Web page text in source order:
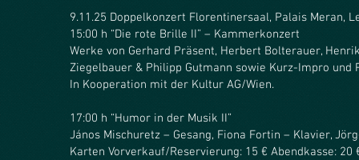
9.11.25 Doppelkonzert Florentinersaal, Palais Meran,
15:00 h “Die rote Brille II” – Kammerkonzert
Werke von Gerhard Präsent, Herbert Bolterauer,
Ziegelbauer & Philipp Gutmann sowie Kurz-Impro und
In Kooperation mit der Kultur AG/Wien.
17:00 h “Humor in der Musik II”
János Mischuretz – Gesang, Fiona Fortin – Klavier,
Karten Vorverkauf/Reservierung: 15 € Abendkasse: